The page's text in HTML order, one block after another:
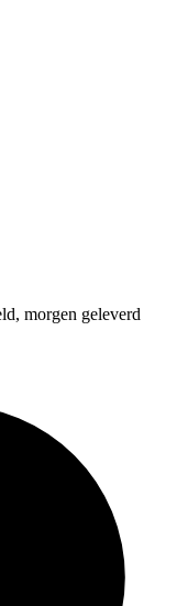
morgen geleverd